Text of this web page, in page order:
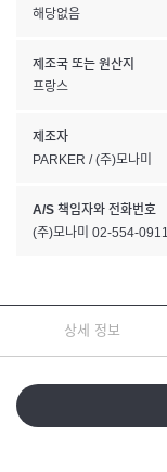
해당없음
제조국 또는 원산지
프랑스
제조자
PARKER / (주)모나미
A/S 책임자와 전화번호
(주)모나미 02-554-0911
상세 정보